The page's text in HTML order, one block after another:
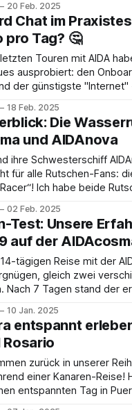
ein paar Klicks wurde
auch größeres?)
20 Feb. 2025
Chat im
pro Tag? 🤔
Touren mit AIDA
den Onboard
der günstigste "Internet"
weiteren Details zu den
18 Feb. 2025
Die
und AIDAnova
ihre Schwesterschiff
für alle Rutschen-Fans:
Ich habe beide
meine Erfahrungen hier
bietet ein
für Jung und Alt.
02 Feb. 2025
Test: Unsere
auf der
tägigen Reise mit der
gleich zwei
Nach 7 Tagen stand der
Innenkabinen-Test auf
Erfahrungen mit der
10 Jan. 2025
entspannt
zurück in unserer
einer Kanaren-Reise!
entspannten Tag in